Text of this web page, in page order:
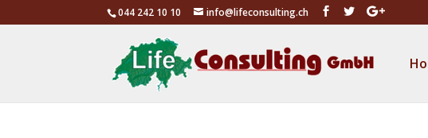
044 242 10 10 info@lifeconsulting.ch